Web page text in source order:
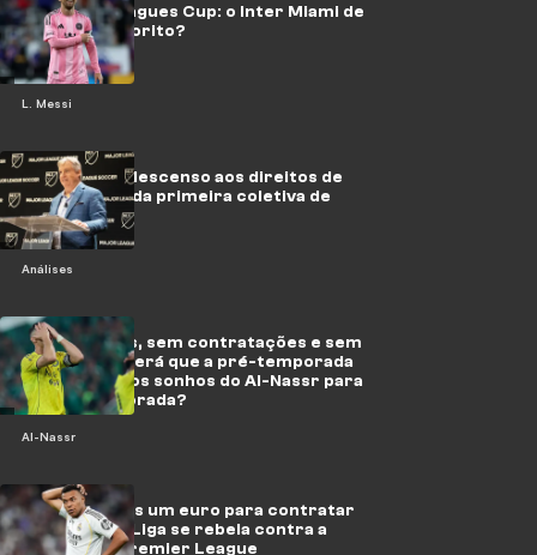
L. Messi
Prévia da Leagues Cup: o Inter Miami de
Messi é o favorito?
Análises
Do acesso e descenso aos direitos de
mídia: lições da primeira coletiva de
Berg
Al-Nassr
Sem estrelas, sem contratações e sem
resultados: será que a pré-temporada
acabou com os sonhos do Al-Nassr para
a nova temporada?
"Não pagamos um euro para contratar
Mbappé": La Liga se rebela contra a
loucura da Premier League